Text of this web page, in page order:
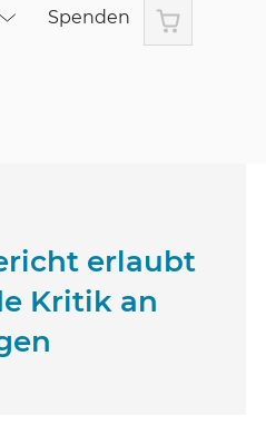
Spenden Warenkorb
erlaubt
Kritik an